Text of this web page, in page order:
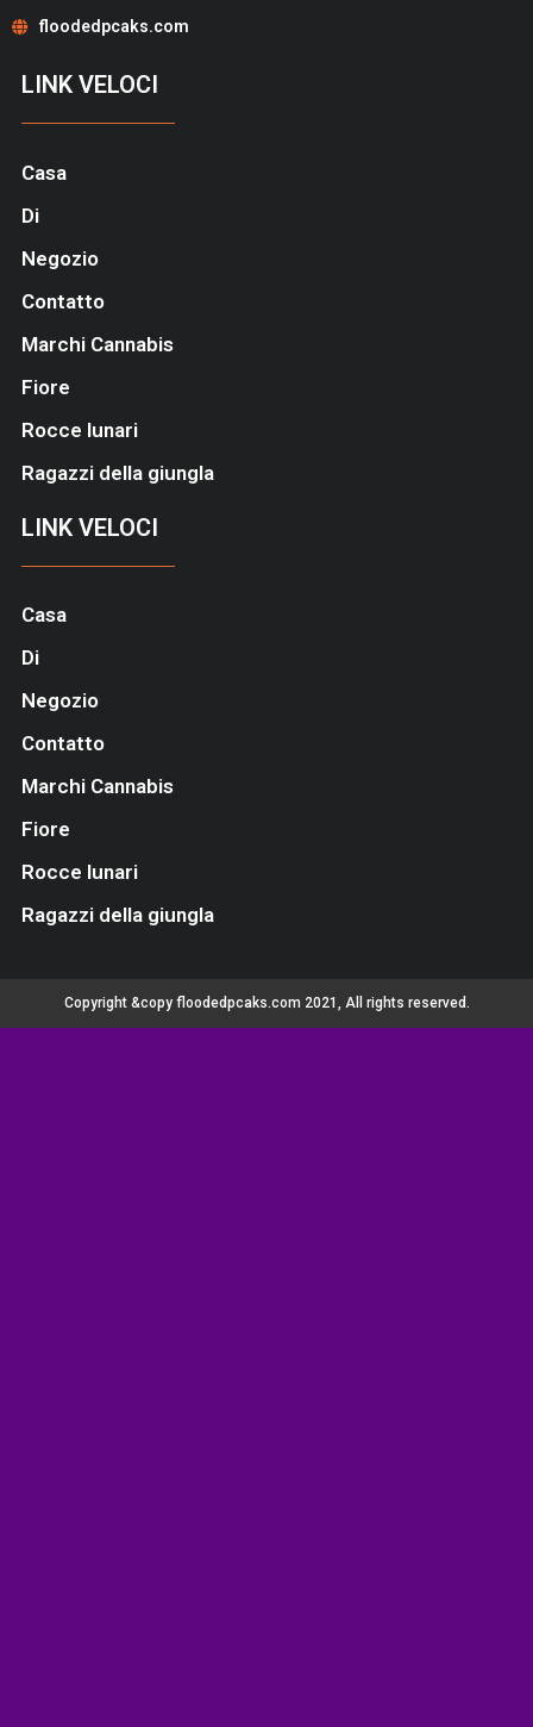
floodedpcaks.com
LINK VELOCI
Casa
Di
Negozio
Contatto
Marchi Cannabis
Fiore
Rocce lunari
Ragazzi della giungla
LINK VELOCI
Casa
Di
Negozio
Contatto
Marchi Cannabis
Fiore
Rocce lunari
Ragazzi della giungla
Copyright &copy floodedpcaks.com 2021, All rights reserved.